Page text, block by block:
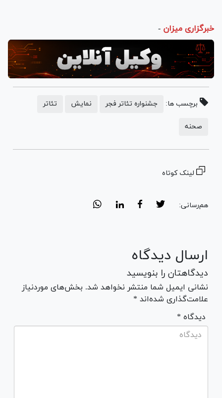
خبرگزاری میزان -
برچسب ها: جشنواره تئاتر فجر نمایش تئاتر
صحنه
لینک کوتاه
هم‌رسانی:
ارسال دیدگاه
دیدگاهتان را بنویسید
نشانی ایمیل شما منتشر نخواهد شد. بخش‌های موردنیاز
علامت‌گذاری شده‌اند *
* دیدگاه